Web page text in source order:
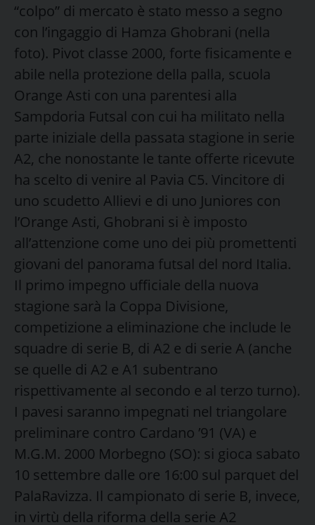
“colpo” di mercato è stato messo a segno
con l’ingaggio di Hamza Ghobrani (nella
foto). Pivot classe 2000, forte fisicamente e
abile nella protezione della palla, scuola
Orange Asti con una parentesi alla
Sampdoria Futsal con cui ha militato nella
parte iniziale della passata stagione in serie
A2, che nonostante le tante offerte ricevute
ha scelto di venire al Pavia C5. Vincitore di
uno scudetto Allievi e di uno Juniores con
l’Orange Asti, Ghobrani si è imposto
all’attenzione come uno dei più promettenti
giovani del panorama futsal del nord Italia.
Il primo impegno ufficiale della nuova
stagione sarà la Coppa Divisione,
competizione a eliminazione che include le
squadre di serie B, di A2 e di serie A (anche
se quelle di A2 e A1 subentrano
rispettivamente al secondo e al terzo turno).
I pavesi saranno impegnati nel triangolare
preliminare contro Cardano ’91 (VA) e
M.G.M. 2000 Morbegno (SO): si gioca sabato
10 settembre dalle ore 16:00 sul parquet del
PalaRavizza. Il campionato di serie B, invece,
in virtù della riforma della serie A2